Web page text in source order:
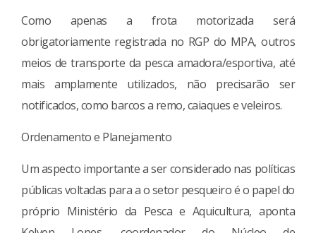
Como apenas a frota motorizada será
obrigatoriamente registrada no RGP do MPA, outros
meios de transporte da pesca amadora/esportiva, até
mais amplamente utilizados, não precisarão ser
notificados, como barcos a remo, caiaques e veleiros.
Ordenamento e Planejamento
Um aspecto importante a ser considerado nas políticas
públicas voltadas para a o setor pesqueiro é o papel do
próprio Ministério da Pesca e Aquicultura, aponta